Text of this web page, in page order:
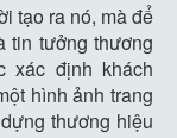
tạo ra nó, mà để
tin tưởng thương
xác định khách
hình ảnh trang
thương hiệu